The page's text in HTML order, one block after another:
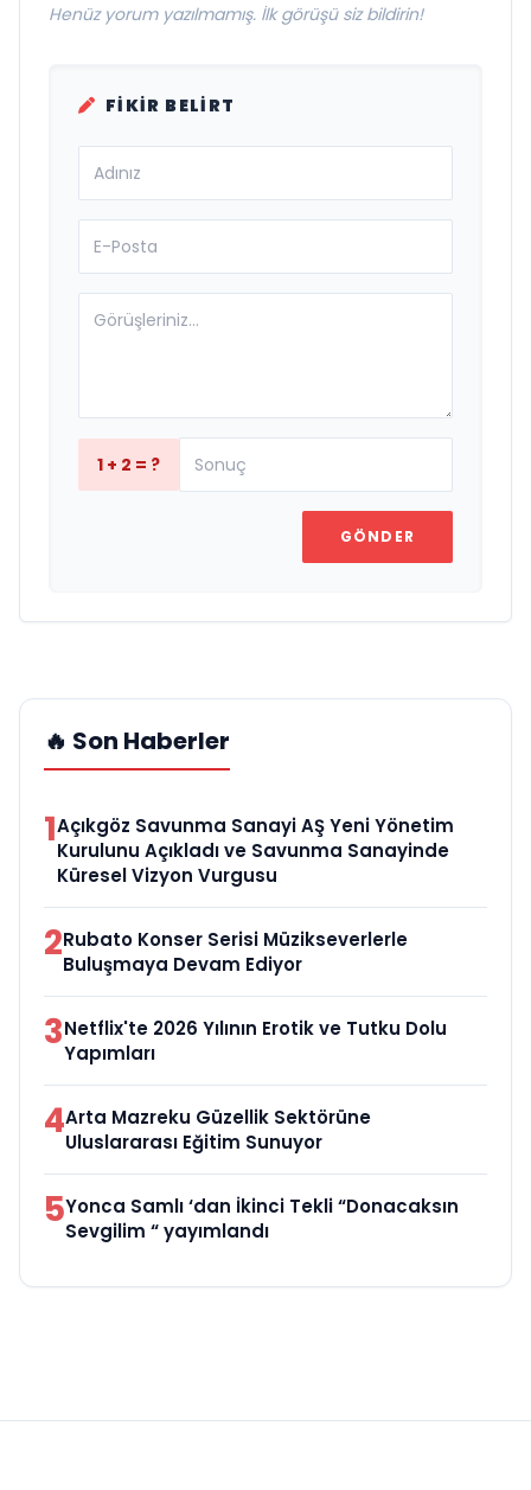
Henüz yorum yazılmamış. İlk görüşü siz bildirin!
FIKIR BELIRT
1 + 2 = ?
GÖNDER
🔥 Son Haberler
1Açıkgöz Savunma Sanayi AŞ Yeni Yönetim
Kurulunu Açıkladı ve Savunma Sanayinde
Küresel Vizyon Vurgusu
2Rubato Konser Serisi Müzikseverlerle
Buluşmaya Devam Ediyor
3Netflix'te 2026 Yılının Erotik ve Tutku Dolu
Yapımları
4Arta Mazreku Güzellik Sektörüne
Uluslararası Eğitim Sunuyor
5Yonca Samlı ‘dan İkinci Tekli “Donacaksın
Sevgilim “ yayımlandı